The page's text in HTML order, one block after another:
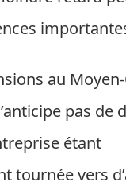
au
pas de
étant
tournée vers